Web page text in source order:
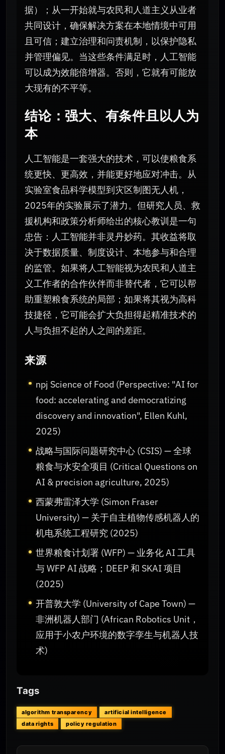
据）；从一开始就与农民和人道主义从业者
共同设计，确保解决方案在本地情境中可用
且可信；建立治理和问责机制，以保护隐私
并管理偏见。当这些条件满足时，人工智能
可以成为效能倍增器。否则，它就有可能放
大现有的不平等。
结论：强大、有条件且以人为
本
人工智能是一套强大的技术，可以使粮食系
统更快、更高效，并能更好地应对冲击。从
实验室食品科学模型到灾区制图无人机，
2025年的实验展示了潜力。但研究人员、救
援机构和政策分析师给出的核心教训是一句
忠告：人工智能并非灵丹妙药。其收益将取
决于数据质量、制度设计、本地参与和合理
的监管。如果将人工智能视为农民和人道主
义工作者的合作伙伴而非替代者，它可以帮
助重塑粮食系统的局部；如果将其视为高科
技捷径，它可能会扩大负担得起精准技术的
人与负担不起的人之间的差距。
来源
npj Science of Food (Perspective: "AI for
food: accelerating and democratizing
discovery and innovation", Ellen Kuhl,
2025)
战略与国际问题研究中心 (CSIS) — 全球
粮食与水安全项目 (Critical Questions on
AI & precision agriculture, 2025)
西蒙弗雷泽大学 (Simon Fraser
University) — 关于自主植物传感机器人的
机电系统工程研究 (2025)
世界粮食计划署 (WFP) — 业务化 AI 工具
与 WFP AI 战略；DEEP 和 SKAI 项目
(2025)
开普敦大学 (University of Cape Town) —
非洲机器人部门 (African Robotics Unit，
应用于小农户环境的数字孪生与机器人技
术)
Tags
algorithm transparency
artificial intelligence
data rights
policy regulation